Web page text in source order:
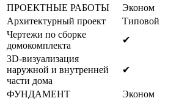
ПРОЕКТНЫЕ РАБОТЫ Эконом
Архитектурный проект
Типовой
Чертежи по сборке
домокомплекта
✔
3D-визуализация
наружной и внутренней
части дома
✔
ФУНДАМЕНТ Эконом